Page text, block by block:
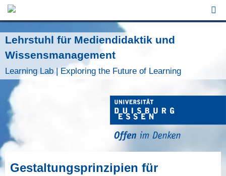
Jump to Navigation
Lehrstuhl für Mediendidaktik und
Wissensmanagement
Learning Lab | Exploring the Future of Learning
Gestaltungsprinzipien für